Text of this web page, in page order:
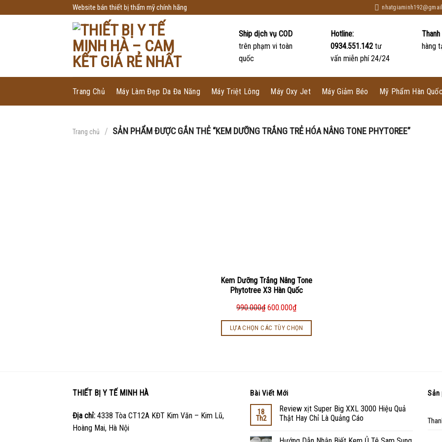
to
Website bán thiết bị thẩm mỹ chính hãng
Ship dịch vụ COD
trên phạm vi toàn
quốc
Hotline:
0934.551.142tư
vấn miễn phí 24/24
hàng
Trang Chủ Máy Làm Đẹp Da Đa Năng Máy Triệt Lông Máy Oxy Jet Máy Giảm Béo Mỹ Phẩm Hàn
Trang chủ / SẢN PHẨM ĐƯỢC GẮN THẺ “KEM DƯỠNG TRẮNG TRẺ HÓA NÂNG TONE PHYTOREE”
Kem Dưỡng Trắng Nâng Tone
Phytotree X3 Hàn Quốc
990.000₫ 600.000₫
LỰA CHỌN CÁC TÙY CHỌN
THIẾT BỊ Y TẾ MINH HÀ
Địa chỉ: 4338 Tòa CT12A KĐT Kim Văn – Kim Lũ,
Hoàng Mai, Hà Nội
Bài Viết Mới
18
Th2
Review xịt Super Big XXL 3000 Hiệu Quả
Thật Hay Chỉ Là Quảng Cáo
Sản